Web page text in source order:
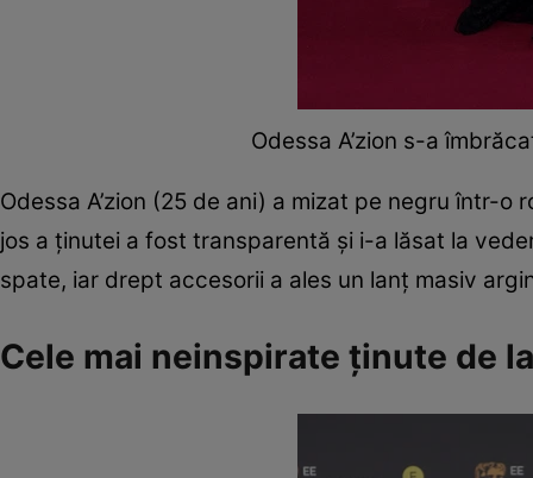
Odessa A’zion s-a
Odessa A’zion (25 de ani) a mizat pe negru într-
jos a ținutei a fost transparentă și i-a lăsat la
spate, iar drept accesorii a ales un lanț masiv
Cele mai neinspirate ținute de